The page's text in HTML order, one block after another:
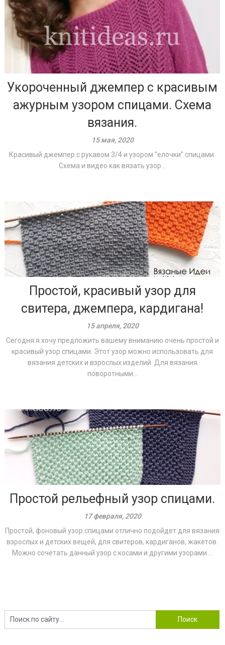
Укороченный джемпер с красивым
ажурным узором спицами. Схема
вязания.
15 мая, 2020
Красивый джемпер с рукавом 3/4 и узором "елочки" спицами.
Схема и видео как вязать узор...
Простой, красивый узор для
свитера, джемпера, кардигана!
15 апреля, 2020
Сегодня я хочу предложить вашему вниманию очень простой и
красивый узор спицами. Этот узор можно использовать для
вязания детских и взрослых изделий. Для вязания
поворотными...
Простой рельефный узор спицами.
17 февраля, 2020
Простой, фоновый узор спицами отлично подойдет для вязания
взрослых и детских вещей, для свитеров, кардиганов, жакетов.
Можно сочетать данный узор с косами и другими узорами....